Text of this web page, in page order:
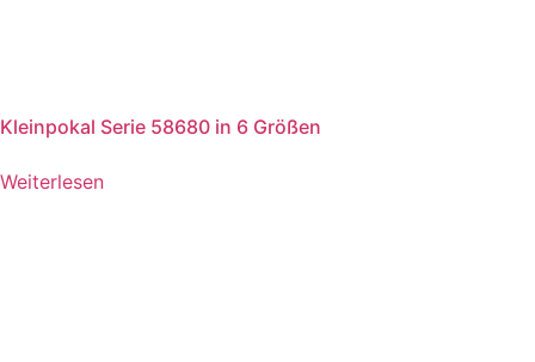
Kleinpokal Serie 58680 in 6 Größen
Weiterlesen